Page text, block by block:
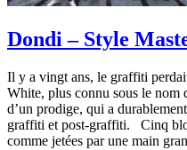
Dondi – Style
Il y a vingt ans, le graffiti
White, plus connu sous le nom
d’un prodige, qui a
graffiti et post-graffiti. Cinq
comme jetées par une main